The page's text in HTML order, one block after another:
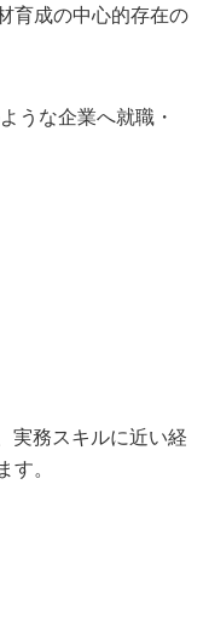
育成の中心的存在の
うな企業へ就職・
実務スキルに近い経
。